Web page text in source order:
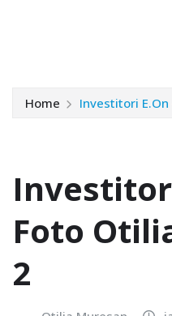
Home Investitori
Foto
2